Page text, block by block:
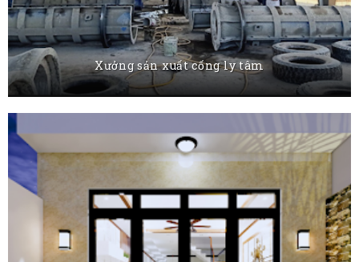
Xưởng sản xuất cống ly tâm